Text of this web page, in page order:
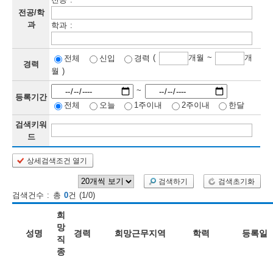
정
보
미
전공/학
과
학과 :
경력
전체 신입 경력 ( 개월 ~
개
월 )
등록기간
~
전체
오늘 1주이내 2주이내 한달
검색키워
드
상세검색조건 열기
검색하기 검색초기화
검색건수 : 총 0건 (1/0)
성명
희
망
직
종
경력 희망근무지역 학력 등록일
정
보
인
검